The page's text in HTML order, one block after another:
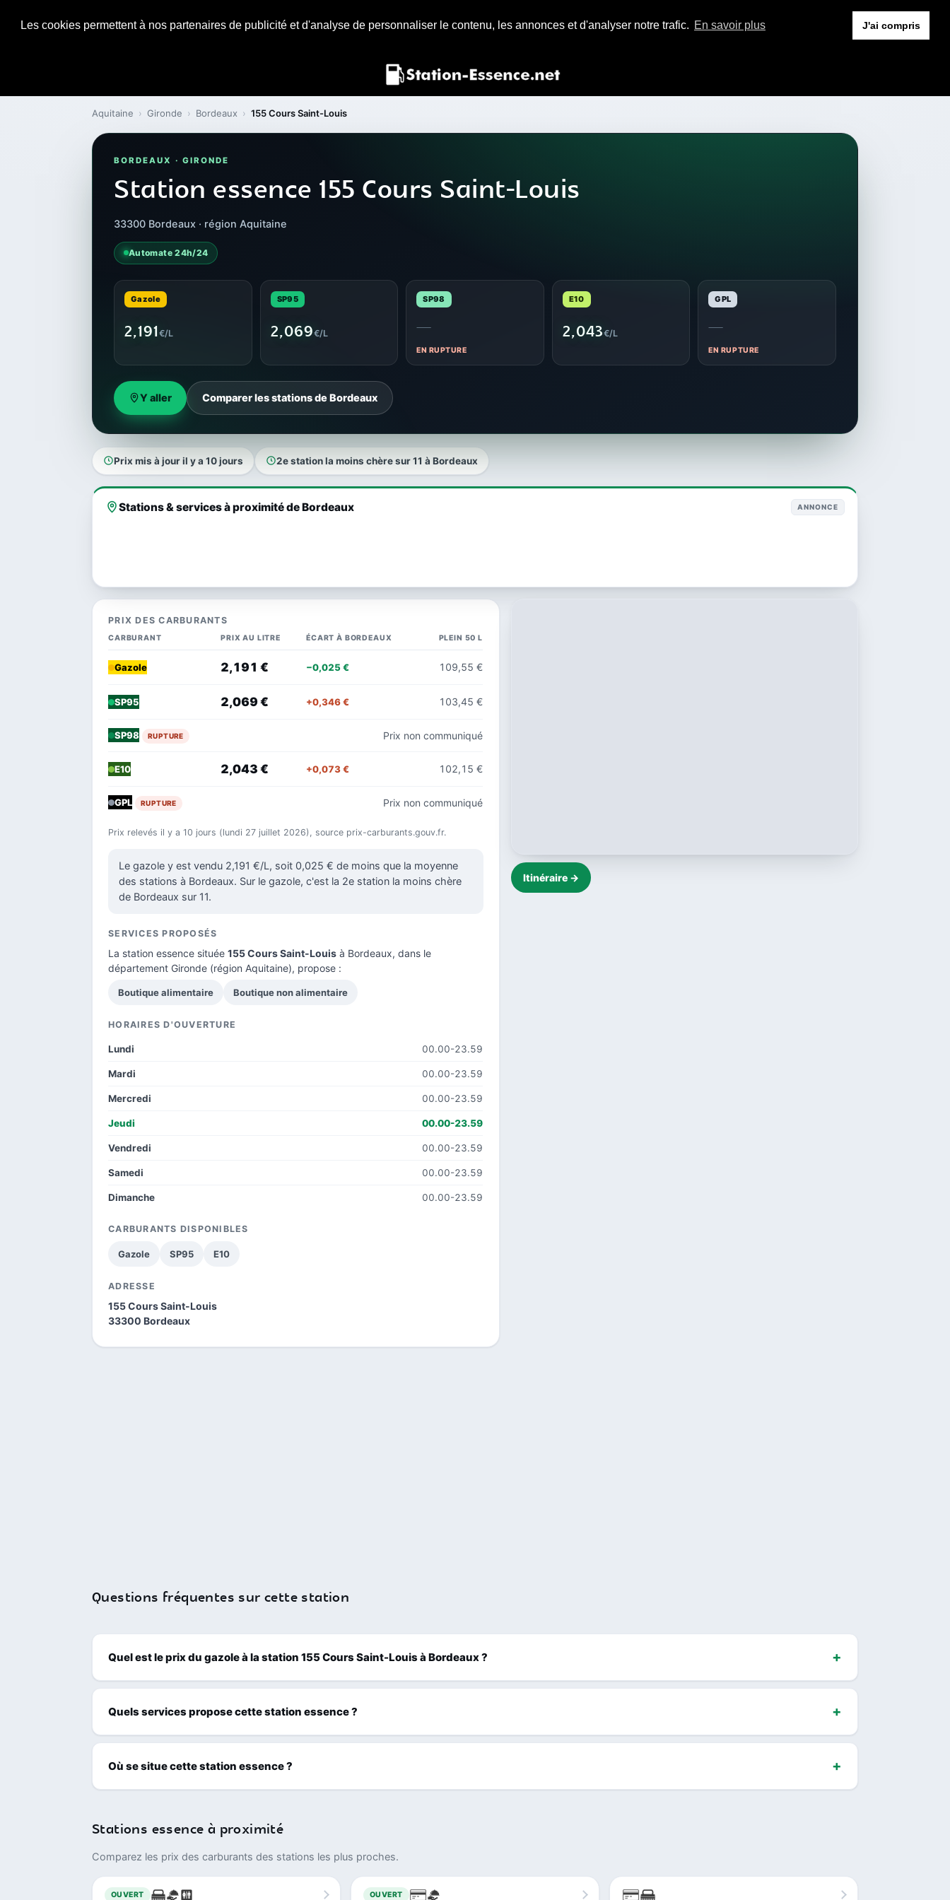
Les cookies permettent à nos partenaires de publicité et d'analyse de personnaliser le contenu, les annonces et d'analyser notre trafic. En savoir plus J'ai compris
Aquitaine › Gironde › Bordeaux › 155 Cours Saint-Louis
BORDEAUX · GIRONDE
Station essence 155 Cours Saint-Louis
33300 Bordeaux · région Aquitaine
Automate 24h/24
Gazole
2,191€/L
SP95
2,069€/L
SP98
—
EN RUPTURE
E10
2,043€/L
GPL
—
EN RUPTURE
Y aller Comparer les stations de Bordeaux
Prix mis à jour il y a 10 jours 2e station la moins chère sur 11 à Bordeaux
Stations & services à proximité de Bordeaux ANNONCE
PRIX DES CARBURANTS
CARBURANT PRIX AU LITRE ÉCART À BORDEAUX PLEIN 50 L
Gazole 2,191 € −0,025 € 109,55 €
SP95 2,069 € +0,346 € 103,45 €
SP98 RUPTURE Prix non communiqué
E10 2,043 € +0,073 € 102,15 €
GPL RUPTURE Prix non communiqué
Prix relevés il y a 10 jours (lundi 27 juillet 2026), source prix-carburants.gouv.fr.
Le gazole y est vendu 2,191 €/L, soit 0,025 € de moins que la moyenne
des stations à Bordeaux. Sur le gazole, c'est la 2e station la moins chère
de Bordeaux sur 11.
SERVICES PROPOSÉS
La station essence située 155 Cours Saint-Louis à Bordeaux, dans le
département Gironde (région Aquitaine), propose :
Boutique alimentaire Boutique non alimentaire
HORAIRES D'OUVERTURE
Lundi 00.00-23.59
Mardi 00.00-23.59
Mercredi 00.00-23.59
Jeudi 00.00-23.59
Vendredi 00.00-23.59
Samedi 00.00-23.59
Dimanche 00.00-23.59
CARBURANTS DISPONIBLES
Gazole SP95 E10
ADRESSE
155 Cours Saint-Louis
33300 Bordeaux
Itinéraire →
Questions fréquentes sur cette station
Quel est le prix du gazole à la station 155 Cours Saint-Louis à Bordeaux ?
Quels services propose cette station essence ?
Où se situe cette station essence ?
Stations essence à proximité
Comparez les prix des carburants des stations les plus proches.
OUVERT OUVERT